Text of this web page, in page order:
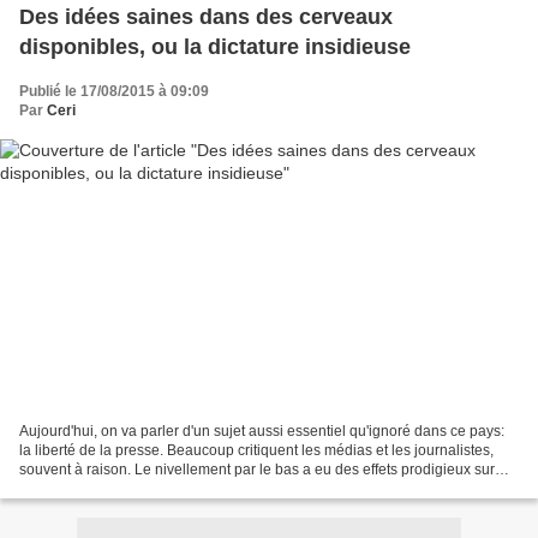
Des idées saines dans des cerveaux
disponibles, ou la dictature insidieuse
Publié le 17/08/2015 à 09:09
Par Ceri
Aujourd'hui, on va parler d'un sujet aussi essentiel qu'ignoré dans ce pays:
la liberté de la presse. Beaucoup critiquent les médias et les journalistes,
souvent à raison. Le nivellement par le bas a eu des effets prodigieux sur